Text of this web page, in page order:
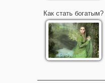
Как стать богатым?